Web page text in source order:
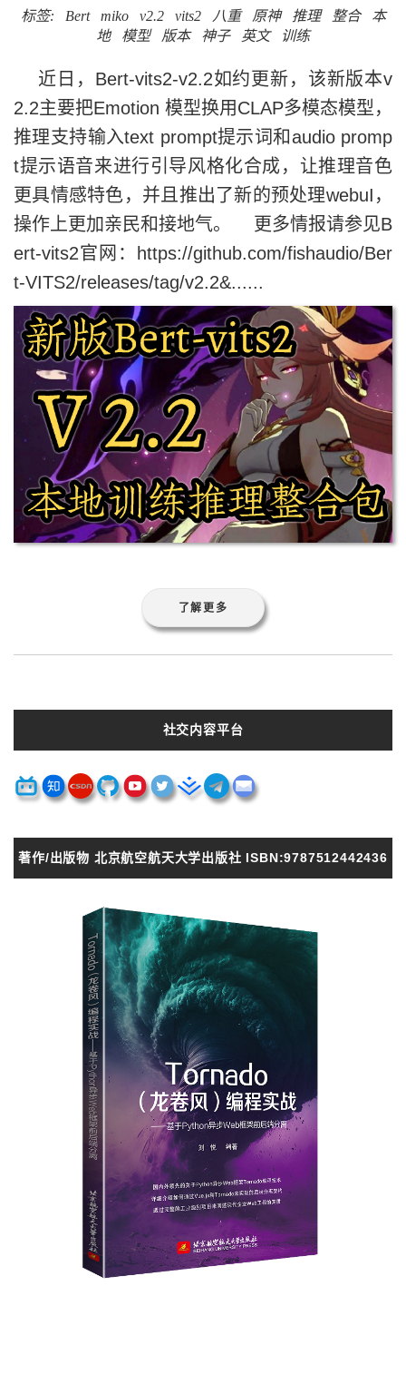
标签: Bert miko v2.2 vits2 八重 原神 推理 整合
本
地
模型 版本 神子 英文 训练
近日，Bert-vits2-v2.2如约更新，该新版本v
2.2主要把Emotion 模型换用CLAP多模态模型，
推理支持输入text prompt提示词和audio promp
t提示语音来进行引导风格化合成，让推理音色
更具情感特色，并且推出了新的预处理webuI，
操作上更加亲民和接地气。 更多情报请参见B
ert-vits2官网：https://github.com/fishaudio/Ber
t-VITS2/releases/tag/v2.2&......
了解更多
社交内容平台
著作/出版物 北京航空航天大学出版社 ISBN:9787512442436